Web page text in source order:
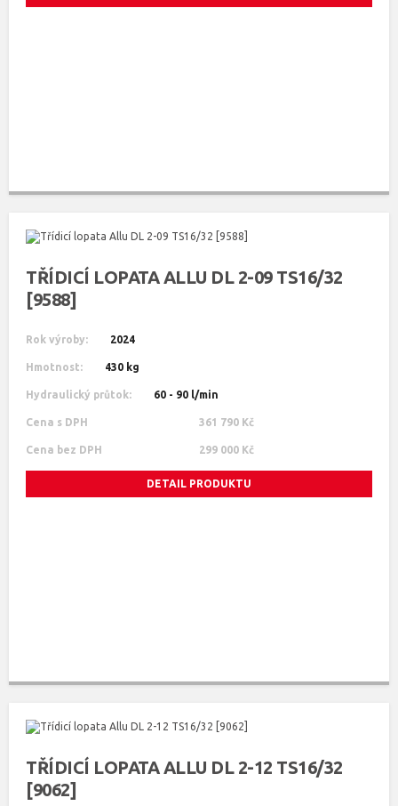
TŘÍDICÍ LOPATA ALLU DL 2-09 TS16/32
[9588]
Rok výroby: 2024
Hmotnost: 430 kg
Hydraulický průtok: 60 - 90 l/min
Cena s DPH 361 790 Kč
Cena bez DPH 299 000 Kč
DETAIL PRODUKTU
TŘÍDICÍ LOPATA ALLU DL 2-12 TS16/32
[9062]